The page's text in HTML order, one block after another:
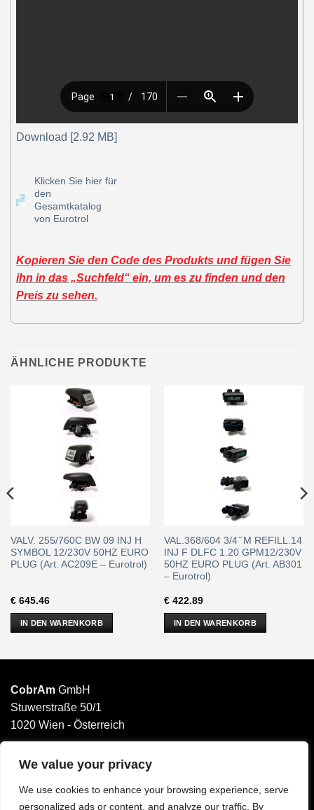
We value your privacy
We use cookies to enhance your browsing experience, serve
personalized ads or content, and analyze our traffic. By
Download [2.92 MB]
Klicken Sie hier für
den
Gesamtkatalog
von Eurotrol
Kopieren Sie den Code des Produkts und fügen Sie
ihn in das „Suchfeld“ ein, um es zu finden und den
Preis zu sehen.
ÄHNLICHE PRODUKTE
VALV. 255/760C BW 09 INJ H
SYMBOL 12/230V 50HZ EURO
PLUG (Art. AC209E – Eurotrol)
€645.46
IN DEN WARENKORB
VAL.368/604 3/4 ̋ M REFILL.14
INJ F DLFC 1.20 GPM12/230V
50HZ EURO PLUG (Art. AB301
– Eurotrol)
€422.89
IN DEN WARENKORB
CobrAm GmbH
Stuwerstraße 50/1
1020 Wien - Österreich
______________________
Email: office@cobram.gmbh
Impressum